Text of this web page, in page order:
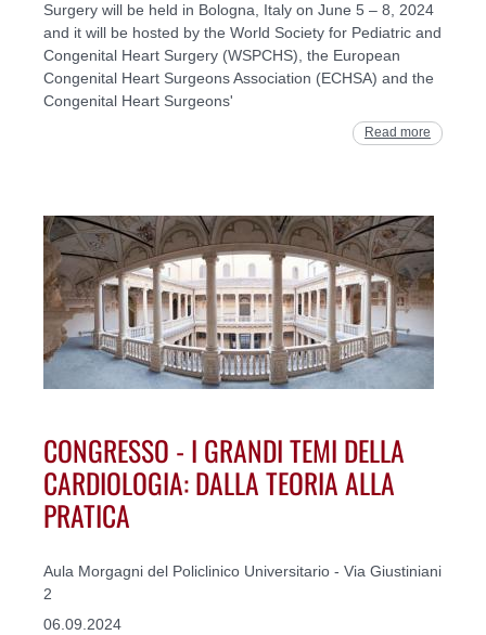
Surgery will be held in Bologna, Italy on June 5 – 8, 2024
and it will be hosted by the World Society for Pediatric and
Congenital Heart Surgery (WSPCHS), the European
Congenital Heart Surgeons Association (ECHSA) and the
Congenital Heart Surgeons'
Read more
CONGRESSO - I GRANDI TEMI DELLA
CARDIOLOGIA: DALLA TEORIA ALLA
PRATICA
Aula Morgagni del Policlinico Universitario - Via Giustiniani
2
06.09.2024